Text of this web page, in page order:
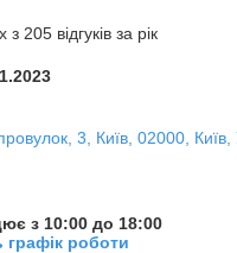
205 відгуків за рік
3, Київ, 02000, Київ,
з 10:00 до 18:00
графік роботи